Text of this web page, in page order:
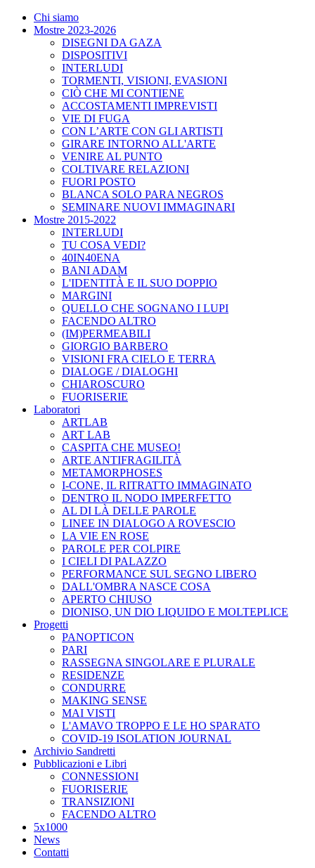
Chi siamo
Mostre 2023-2026
DISEGNI DA GAZA
DISPOSITIVI
INTERLUDI
TORMENTI, VISIONI, EVASIONI
CIÒ CHE MI CONTIENE
ACCOSTAMENTI IMPREVISTI
VIE DI FUGA
CON L’ARTE CON GLI ARTISTI
GIRARE INTORNO ALL'ARTE
VENIRE AL PUNTO
COLTIVARE RELAZIONI
FUORI POSTO
BLANCA SOLO PARA NEGROS
SEMINARE NUOVI IMMAGINARI
Mostre 2015-2022
INTERLUDI
TU COSA VEDI?
40IN40ENA
BANI ADAM
L'IDENTITÀ E IL SUO DOPPIO
MARGINI
QUELLO CHE SOGNANO I LUPI
FACENDO ALTRO
(IM)PERMEABILI
GIORGIO BARBERO
VISIONI FRA CIELO E TERRA
DIALOGE / DIALOGHI
CHIAROSCURO
FUORISERIE
Laboratori
ARTLAB
ART LAB
CASPITA CHE MUSEO!
ARTE ANTIFRAGILITÀ
METAMORPHOSES
I-CONE, IL RITRATTO IMMAGINATO
DENTRO IL NODO IMPERFETTO
AL DI LÀ DELLE PAROLE
LINEE IN DIALOGO A ROVESCIO
LA VIE EN ROSE
PAROLE PER COLPIRE
I CIELI DI PALAZZO
PERFORMANCE SUL SEGNO LIBERO
DALL'OMBRA NASCE COSA
APERTO CHIUSO
DIONISO, UN DIO LIQUIDO E MOLTEPLICE
Progetti
PANOPTICON
PARI
RASSEGNA SINGOLARE E PLURALE
RESIDENZE
CONDURRE
MAKING SENSE
MAI VISTI
L'AMAVO TROPPO E LE HO SPARATO
COVID-19 ISOLATION JOURNAL
Archivio Sandretti
Pubblicazioni e Libri
CONNESSIONI
FUORISERIE
TRANSIZIONI
FACENDO ALTRO
5x1000
News
Contatti